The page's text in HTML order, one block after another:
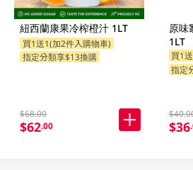
紐西蘭康果冷榨橙汁 1LT
買1送1(加2件入購物車)
指定分類享$13換購
$68.00
$62.00
原味
1LT
買1
指定
$36